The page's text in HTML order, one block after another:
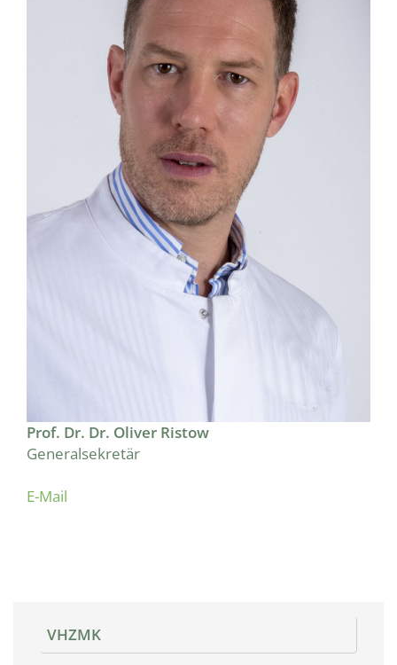
Prof. Dr. Dr. Oliver Ristow
Generalsekretär
E-Mail
VHZMK